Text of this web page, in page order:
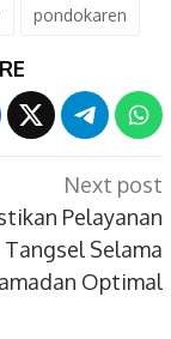
pondokaren
Next post
Pelayanan
Tangsel Selama
Optimal